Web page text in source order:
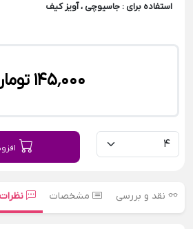
استفاده برای : جاسیوچی ، آویز کیف
145٬000 تومان
نقد و بررسی مشخصات نظرات